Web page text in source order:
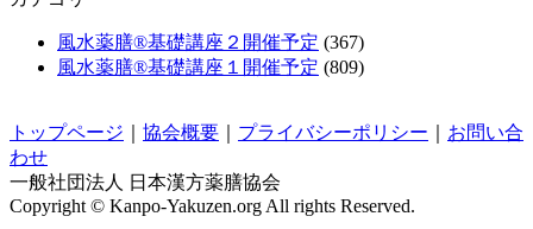
風水薬膳®基礎講座２開催予定 (367)
風水薬膳®基礎講座１開催予定 (809)
トップページ 協会概要 プライバシーポリシー
お問い合
わせ
一般社団法人 日本漢方薬膳協会
Copyright © Kanpo-Yakuzen.org All rights Reserved.